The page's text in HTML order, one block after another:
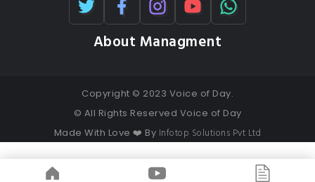
About Managment
Copyright © 2023 Voice of Day.
© All Rights Reserved Voice of Day
Made With Love ❤️ By Infotop Solutions Pvt Ltd